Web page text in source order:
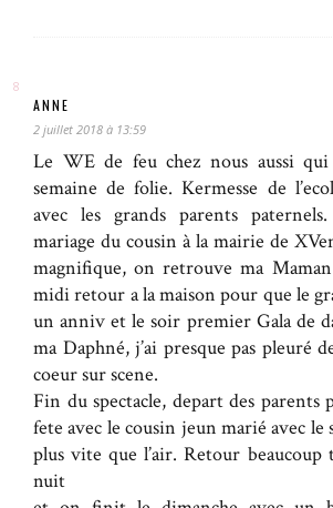
ANNE
2 juillet 2018 à 13:59
Le WE de feu chez nous aussi
semaine de folie. Kermesse de
avec les grands parents
mariage du cousin à la mairie de
magnifique, on retrouve ma
midi retour a la maison pour que le
un anniv et le soir premier Gala de
ma Daphné, j’ai presque pas pleuré
coeur sur scene.
Fin du spectacle, depart des parents
fete avec le cousin jeun marié avec
plus vite que l’air. Retour beaucoup
nuit